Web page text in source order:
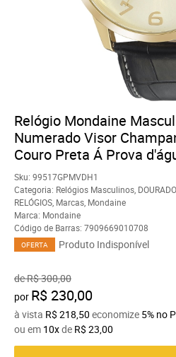
Relógio Mondaine
Numerado Visor
Couro Preta Á Prova
Sku: 99517GPMVDH1
Categoria: Relógios Masculinos DOURADO
RELÓGIOS Marcas Mondaine
Marca: Mondaine
Código de Barras: 7909669010708
OFERTA Produto Indisponível
deR$ 300,00
por R$ 230,00
à vista R$ 218,50 economize 5% no
ou em 10xde R$ 23,00